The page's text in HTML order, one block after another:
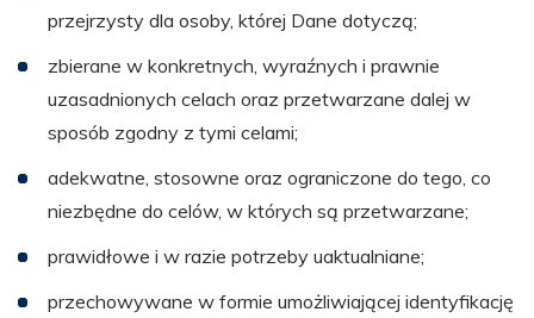
przejrzysty dla osoby, której Dane dotyczą;
zbierane w konkretnych, wyraźnych i prawnie
uzasadnionych celach oraz przetwarzane dalej w
sposób zgodny z tymi celami;
adekwatne, stosowne oraz ograniczone do tego, co
niezbędne do celów, w których są przetwarzane;
prawidłowe i w razie potrzeby uaktualniane;
przechowywane w formie umożliwiającej identyfikację